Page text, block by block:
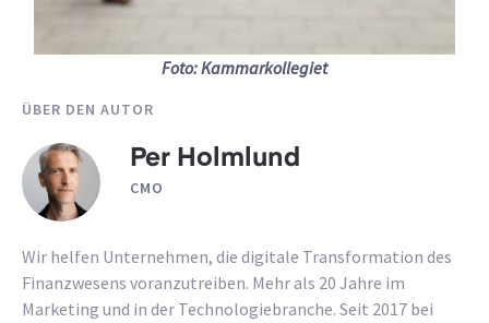
Foto: Kammarkollegiet
ÜBER DEN AUTOR
Per Holmlund
CMO
Wir helfen Unternehmen, die digitale Transformation des
Finanzwesens voranzutreiben. Mehr als 20 Jahre im
Marketing und in der Technologiebranche. Seit 2017 bei